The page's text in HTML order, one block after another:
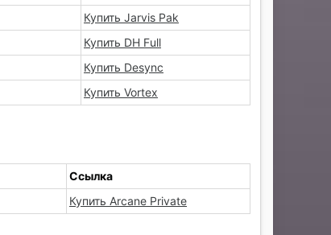
Купить Jarvis Pak
Купить DH Full
Купить Desync
Купить Vortex
Ссылка
Купить Arcane Private